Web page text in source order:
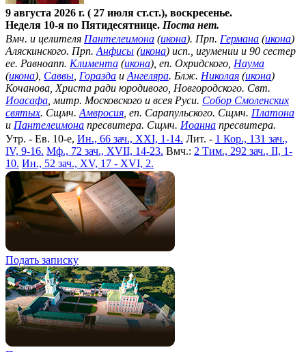
9 августа 2026 г. ( 27 июля ст.ст.), воскресенье.
Неделя 10-я по Пятидесятнице. Поста нет.
Вмч. и целителя Пантелеимона (икона). Прп. Германа (икона)
Аляскинского. Прп. Анфисы (икона) исп., игумении и 90 сестер
ее. Равноапп. Климента (икона), еп. Охридского, Наума
(икона), Саввы Горазда и Ангеляра. Блж. Николая (икона)
Кочанова, Христа ради юродивого, Новгородского. Свт.
Иоасафа , митр. Московского и всея Руси. Собор Смоленских
святых. Сщмч. Амвросия , еп. Сарапульского. Сщмч. Платона
и Пантелеимона пресвитера. Сщмч. Иоанна пресвитера.
Утр. - Ев. 10-е, Ин., 66 зач., XXI, 1-14. Лит. - 1 Кор., 131 зач.,
IV, 9-16. Мф., 72 зач., XVII, 14-23. Вмч.: 2 Тим., 292 зач., II, 1-
10. Ин., 52 зач., XV, 17 - XVI, 2.
Подать записку